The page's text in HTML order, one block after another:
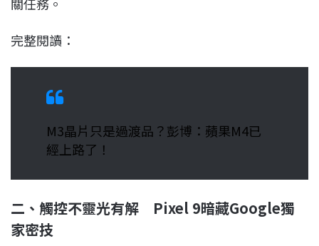
完整閱讀：
M3晶片只是過渡品？彭博：蘋果M4已
經上路了！
二、觸控不靈光有解 Pixel 9暗藏Google獨
家密技